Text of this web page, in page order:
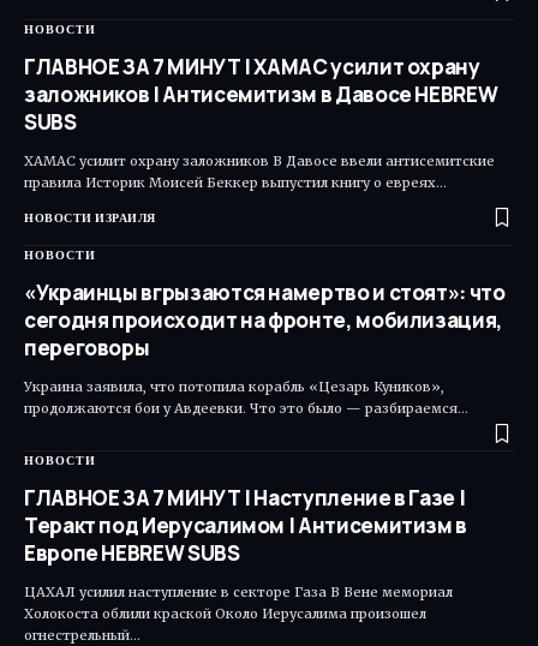
НОВОСТИ
ГЛАВНОЕ ЗА 7 МИНУТ | ХАМАС усилит охрану
заложников | Антисемитизм в Давосе HEBREW
SUBS
ХАМАС усилит охрану заложников В Давосе ввели антисемитские
правила Историк Моисей Беккер выпустил книгу о евреях…
НОВОСТИ ИЗРАИЛЯ
НОВОСТИ
«Украинцы вгрызаются намертво и стоят»: что
сегодня происходит на фронте, мобилизация,
переговоры
Украина заявила, что потопила корабль «Цезарь Куников»,
продолжаются бои у Авдеевки. Что это было — разбираемся…
НОВОСТИ
ГЛАВНОЕ ЗА 7 МИНУТ | Наступление в Газе |
Теракт под Иерусалимом | Антисемитизм в
Европе HEBREW SUBS
ЦАХАЛ усилил наступление в секторе Газа В Вене мемориал
Холокоста облили краской Около Иерусалима произошел
огнестрельный…